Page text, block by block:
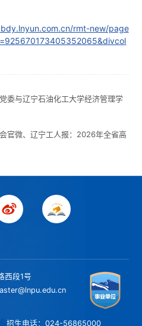
/rmt-new/page
委与辽宁石油化工大学经济管理学
官微、辽宁工人报：2026年全省高
西段1号
招生电话：024-56865000